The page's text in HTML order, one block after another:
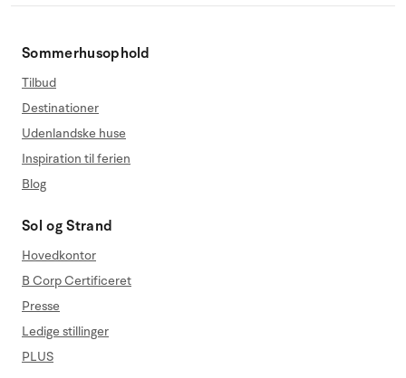
Sommerhusophold
Tilbud
Destinationer
Udenlandske huse
Inspiration til ferien
Blog
Sol og Strand
Hovedkontor
B Corp Certificeret
Presse
Ledige stillinger
PLUS